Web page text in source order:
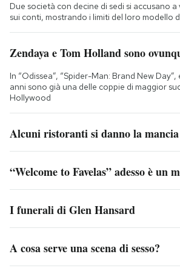
Due società con decine di sedi si accusano
sui conti, mostrando i limiti del loro modello
Zendaya e Tom Holland sono
In “Odissea”, “Spider-Man: Brand New
anni sono già una delle coppie di maggior
Hollywood
Alcuni ristoranti si danno la
“Welcome to Favelas” adesso è un
I funerali di Glen Hansard
A cosa serve una scena di sesso?